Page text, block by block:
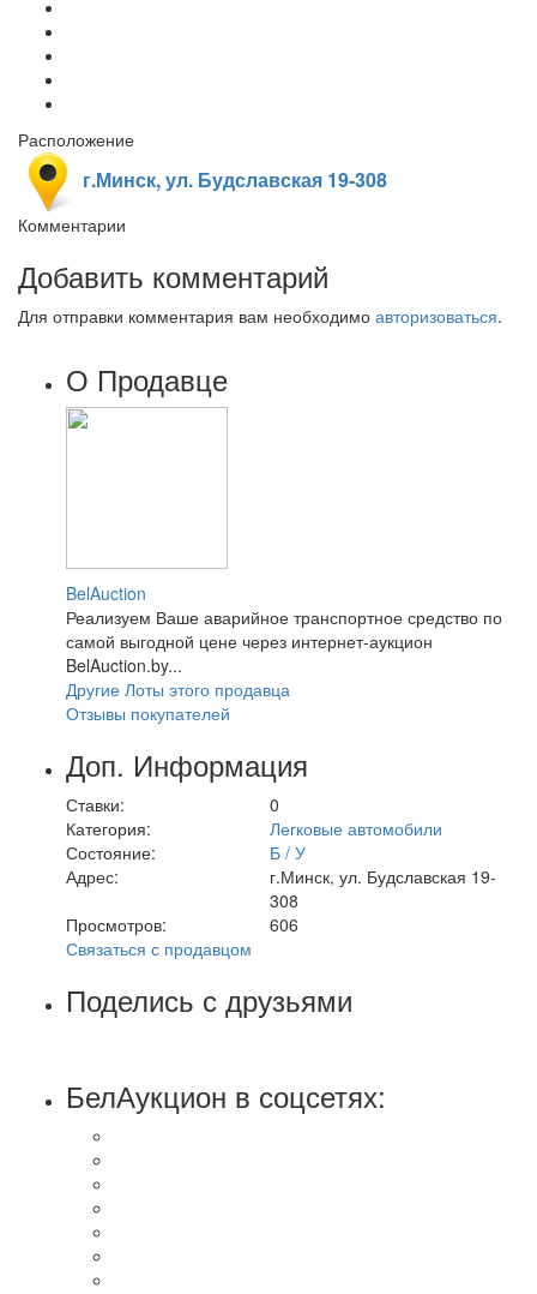
Расположение
г.Минск, ул. Будславская 19-308
Комментарии
Добавить комментарий
Для отправки комментария вам необходимо авторизоваться.
О Продавце
BelAuction
Реализуем Ваше аварийное транспортное средство по
самой выгодной цене через интернет-аукцион
BelAuction.by...
Другие Лоты этого продавца
Отзывы покупателей
Доп. Информация
Ставки:
0
Категория:
Легковые автомобили
Состояние:
Б / У
Адрес:
г.Минск, ул. Будславская 19-
308
Просмотров:
606
Связаться с продавцом
Поделись с друзьями
БелАукцион в соцсетях: